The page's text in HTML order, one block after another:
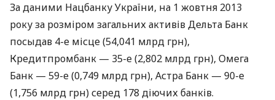
За даними Нацбанку України, на 1 жовтня 2013
року за розміром загальних активів Дельта Банк
посыдав 4-е місце (54,041 млрд грн),
Кредитпромбанк — 35-е (2,802 млрд грн), Омега
Банк — 59-е (0,749 млрд грн), Астра Банк — 90-е
(1,756 млрд грн) серед 178 діючих банків.